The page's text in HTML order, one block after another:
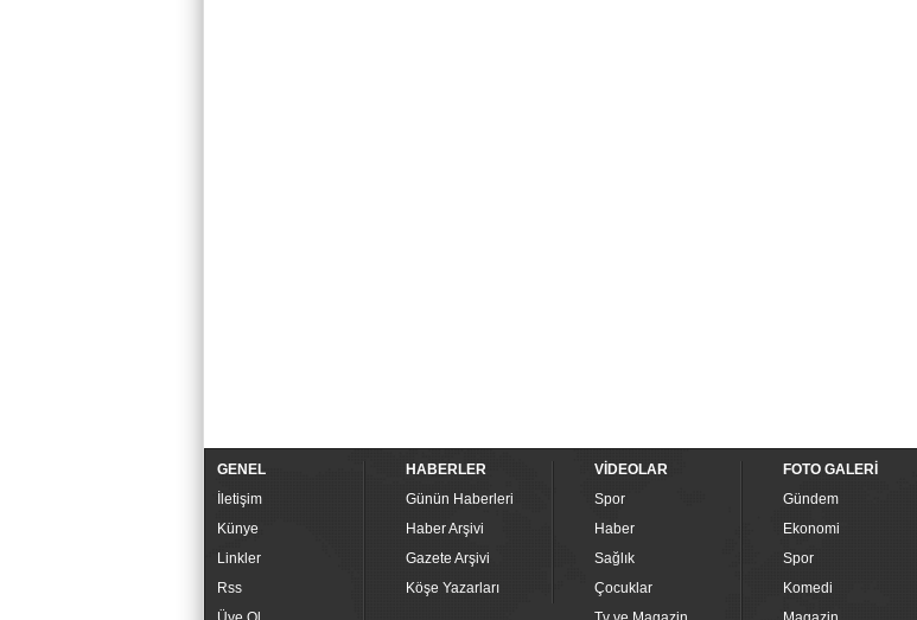
GENEL
İletişim
Künye
Linkler
Rss
HABERLER
Günün Haberleri
Haber Arşivi
Gazete Arşivi
Köşe Yazarları
VİDEOLAR
Spor
Haber
Sağlık
Çocuklar
FOTO GALERİ
Gündem
Ekonomi
Spor
Komedi